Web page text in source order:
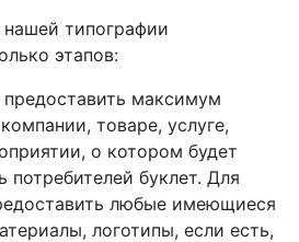
типографии
этапов:
максимум
товаре, услуге,
о котором будет
потребителей буклет. Для
любые имеющиеся
логотипы, если есть,